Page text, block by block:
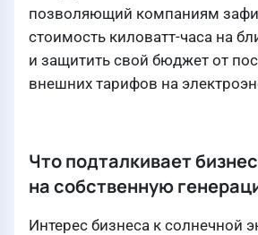
позволяющий компаниям
стоимость киловатт-часа на
и защитить свой бюджет от
внешних тарифов на
Что подталкивает
на собственную
Интерес бизнеса к солнечной